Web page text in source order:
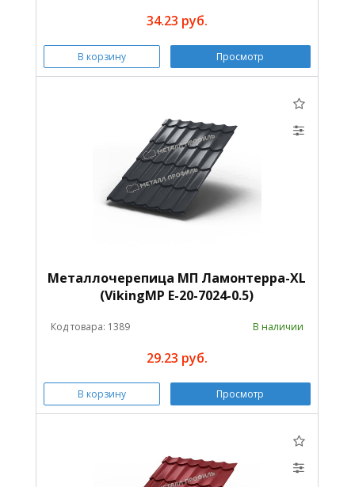
34.23 руб.
В корзину Просмотр
Металлочерепица МП Ламонтерра-XL
(VikingMP E-20-7024-0.5)
Код товара: 1389 В наличии
29.23 руб.
В корзину Просмотр